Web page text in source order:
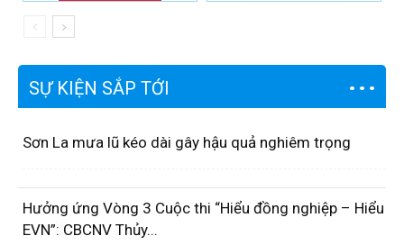
SỰ KIỆN SẮP TỚI
Sơn La mưa lũ kéo dài gây hậu quả nghiêm trọng
Hưởng ứng Vòng 3 Cuộc thi “Hiểu đồng nghiệp – Hiểu
EVN”: CBCNV Thủy...